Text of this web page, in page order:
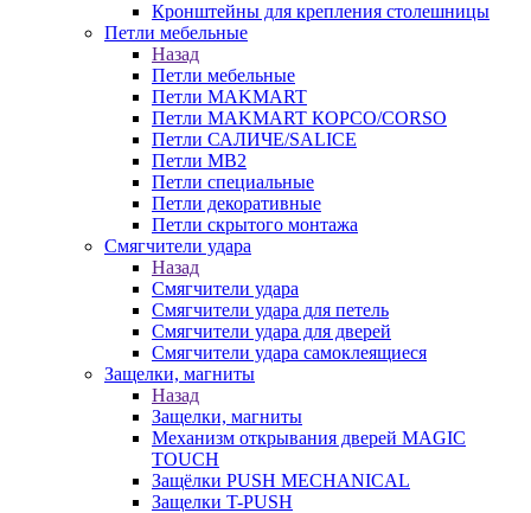
Кронштейны для крепления столешницы
Петли мебельные
Назад
Петли мебельные
Петли MAKMART
Петли MAKMART КОРСО/CORSO
Петли САЛИЧЕ/SALICE
Петли MB2
Петли специальные
Петли декоративные
Петли скрытого монтажа
Смягчители удара
Назад
Смягчители удара
Смягчители удара для петель
Смягчители удара для дверей
Cмягчители удара самоклеящиеся
Защелки, магниты
Назад
Защелки, магниты
Механизм открывания дверей MAGIC
TOUCH
Защёлки PUSH MECHANICAL
Защелки T-PUSH